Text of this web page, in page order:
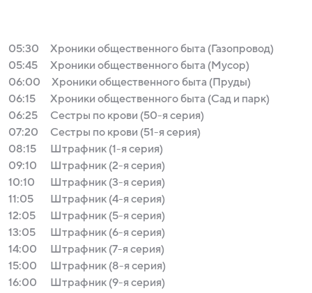
05:30
Хроники общественного быта (Газопровод)
05:45
Хроники общественного быта (Мусор)
06:00
Хроники общественного быта (Пруды)
06:15
Хроники общественного быта (Сад и парк)
06:25
Сестры по крови (50-я серия)
07:20
Сестры по крови (51-я серия)
08:15
Штрафник (1-я серия)
09:10
Штрафник (2-я серия)
10:10
Штрафник (3-я серия)
11:05
Штрафник (4-я серия)
12:05
Штрафник (5-я серия)
13:05
Штрафник (6-я серия)
14:00
Штрафник (7-я серия)
15:00
Штрафник (8-я серия)
16:00
Штрафник (9-я серия)